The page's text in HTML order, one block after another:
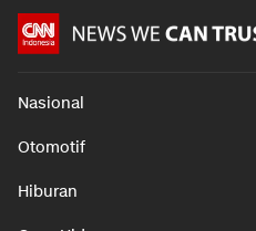
Nasional
Otomotif
Hiburan